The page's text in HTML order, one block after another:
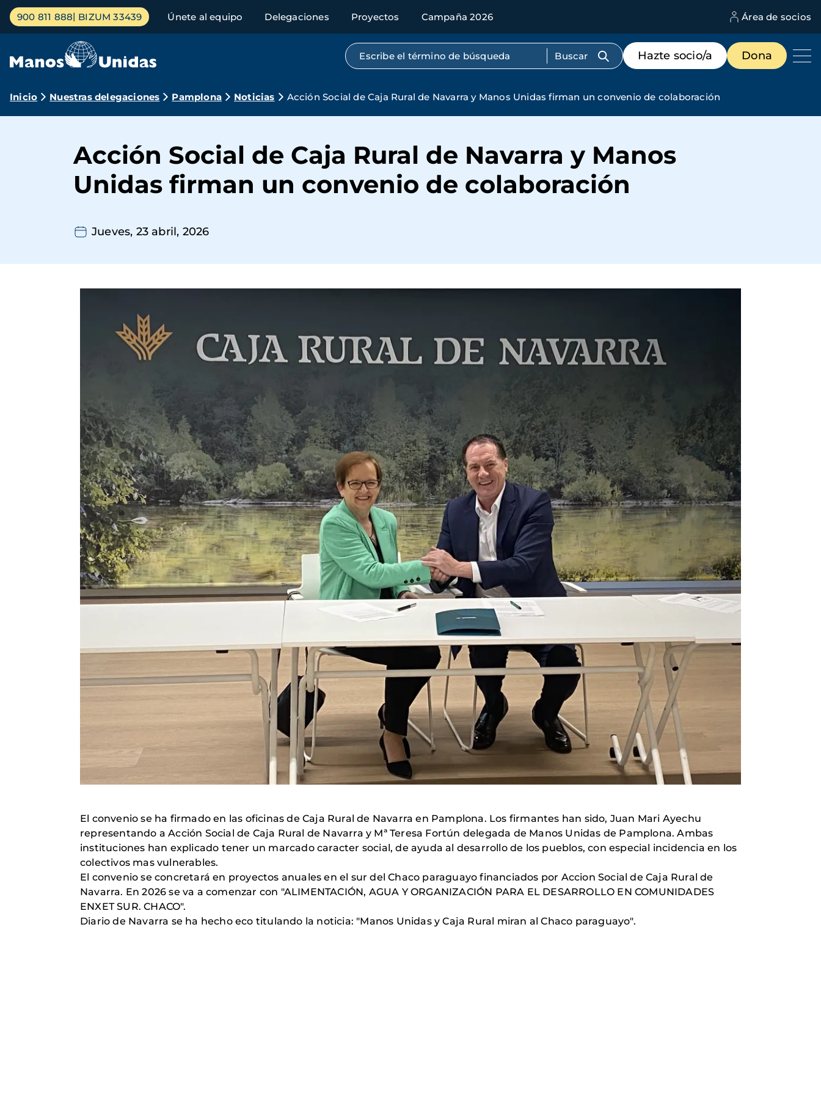
Pasar
contenido
Menú
principal
900 811 888 BIZUM 33439 Únete al equipo Delegaciones Proyectos Campaña 2026 Área de socios
Búsqueda por texto completo
Menú
de
destacados
Hazte socio/a Dona
Ruta
navegación
Inicio Nuestras delegaciones Pamplona Noticias Acción Social de Caja Rural de Navarra y Manos Unidas firman un convenio de colaboración
Acción Social de Caja Rural de Navarra y Manos
Unidas firman un convenio de colaboración
Jueves, 23 abril, 2026
El convenio se ha firmado en las oficinas de Caja Rural de Navarra en Pamplona. Los firmantes han sido, Juan Mari Ayechu
representando a Acción Social de Caja Rural de Navarra y Mª Teresa Fortún delegada de Manos Unidas de Pamplona. Ambas
instituciones han explicado tener un marcado caracter social, de ayuda al desarrollo de los pueblos, con especial incidencia en los
colectivos mas vulnerables.
El convenio se concretará en proyectos anuales en el sur del Chaco paraguayo financiados por Accion Social de Caja Rural de
Navarra. En 2026 se va a comenzar con "ALIMENTACIÓN, AGUA Y ORGANIZACIÓN PARA EL DESARROLLO EN COMUNIDADES
ENXET SUR. CHACO".
Diario de Navarra se ha hecho eco titulando la noticia: "Manos Unidas y Caja Rural miran al Chaco paraguayo".